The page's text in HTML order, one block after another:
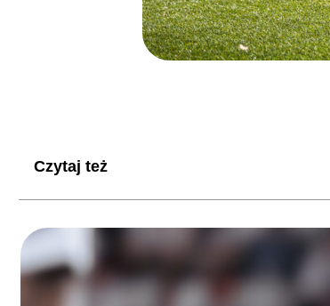
Czytaj też